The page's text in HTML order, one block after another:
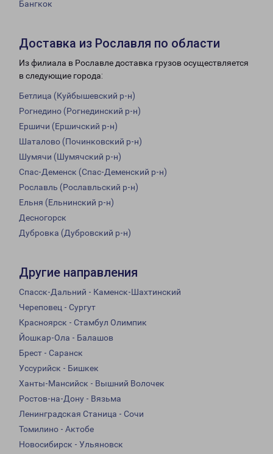
Бангкок
Доставка из Рославля по области
Из филиала в Рославле доставка грузов осуществляется
в следующие города:
Бетлица (Куйбышевский р-н)
Рогнедино (Рогнединский р-н)
Ершичи (Ершичский р-н)
Шаталово (Починковский р-н)
Шумячи (Шумячский р-н)
Спас-Деменск (Спас-Деменский р-н)
Рославль (Рославльский р-н)
Ельня (Ельнинский р-н)
Десногорск
Дубровка (Дубровский р-н)
Другие направления
Спасск-Дальний - Каменск-Шахтинский
Череповец - Сургут
Красноярск - Стамбул Олимпик
Йошкар-Ола - Балашов
Брест - Саранск
Уссурийск - Бишкек
Ханты-Мансийск - Вышний Волочек
Ростов-на-Дону - Вязьма
Ленинградская Станица - Сочи
Томилино - Актобе
Новосибирск - Ульяновск